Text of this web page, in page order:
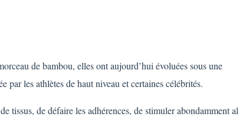
de bambou, elles ont aujourd’hui évoluées sous une
les athlètes de haut niveau et certaines célébrités.
tissus, de défaire les adhérences, de stimuler abondamment al